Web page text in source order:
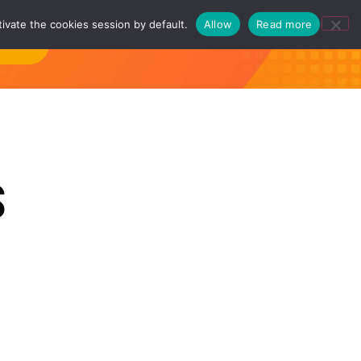
the cookies session by default. Allow Read more